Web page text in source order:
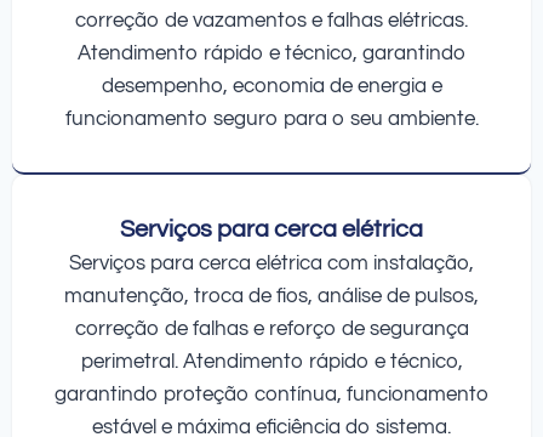
correção de vazamentos e falhas elétricas.
Atendimento rápido e técnico, garantindo
desempenho, economia de energia e
funcionamento seguro para o seu ambiente.
Serviços para cerca elétrica
Serviços para cerca elétrica com instalação,
manutenção, troca de fios, análise de pulsos,
correção de falhas e reforço de segurança
perimetral. Atendimento rápido e técnico,
garantindo proteção contínua, funcionamento
estável e máxima eficiência do sistema.